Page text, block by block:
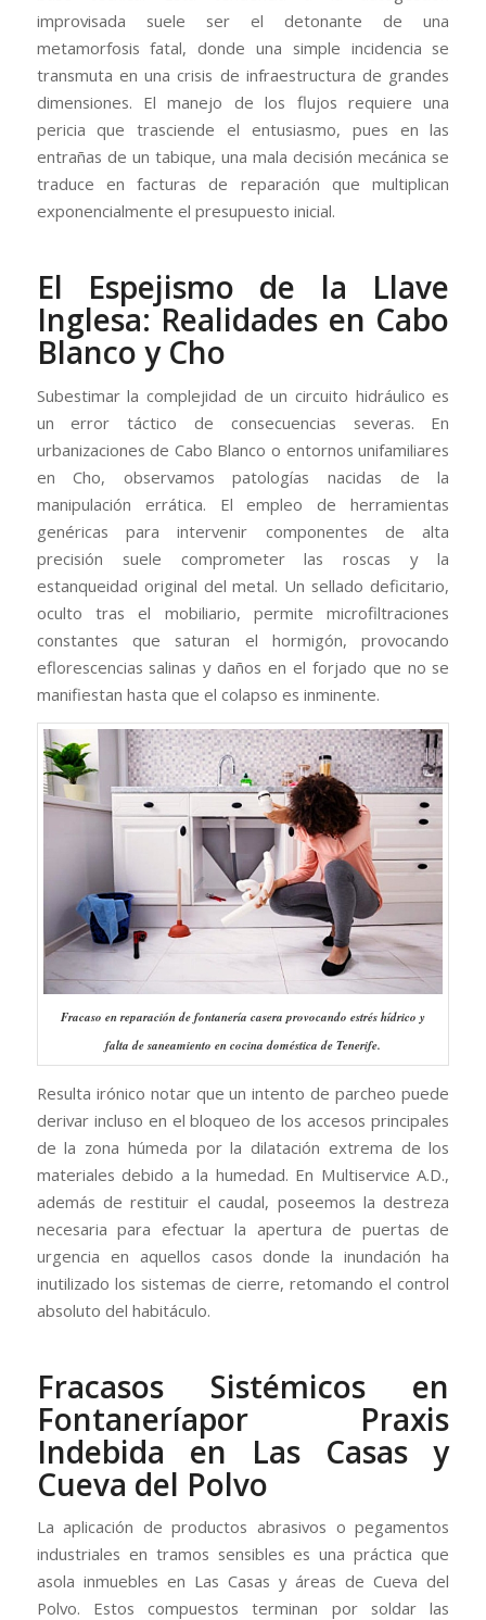
improvisada suele ser el detonante de una
metamorfosis fatal, donde una simple incidencia se
transmuta en una crisis de infraestructura de grandes
dimensiones. El manejo de los flujos requiere una
pericia que trasciende el entusiasmo, pues en las
entrañas de un tabique, una mala decisión mecánica se
traduce en facturas de reparación que multiplican
exponencialmente el presupuesto inicial.
El Espejismo de la Llave
Inglesa: Realidades en Cabo
Blanco y Cho
Subestimar la complejidad de un circuito hidráulico es
un error táctico de consecuencias severas. En
urbanizaciones de Cabo Blanco o entornos unifamiliares
en Cho, observamos patologías nacidas de la
manipulación errática. El empleo de herramientas
genéricas para intervenir componentes de alta
precisión suele comprometer las roscas y la
estanqueidad original del metal. Un sellado deficitario,
oculto tras el mobiliario, permite microfiltraciones
constantes que saturan el hormigón, provocando
eflorescencias salinas y daños en el forjado que no se
manifiestan hasta que el colapso es inminente.
Fracaso en reparación de fontanería casera provocando estrés hídrico y
falta de saneamiento en cocina doméstica de Tenerife.
Resulta irónico notar que un intento de parcheo puede
derivar incluso en el bloqueo de los accesos principales
de la zona húmeda por la dilatación extrema de los
materiales debido a la humedad. En Multiservice A.D.,
además de restituir el caudal, poseemos la destreza
necesaria para efectuar la apertura de puertas de
urgencia en aquellos casos donde la inundación ha
inutilizado los sistemas de cierre, retomando el control
absoluto del habitáculo.
Fracasos Sistémicos en
Fontaneríapor Praxis
Indebida en Las Casas y
Cueva del Polvo
La aplicación de productos abrasivos o pegamentos
industriales en tramos sensibles es una práctica que
asola inmuebles en Las Casas y áreas de Cueva del
Polvo. Estos compuestos terminan por soldar las